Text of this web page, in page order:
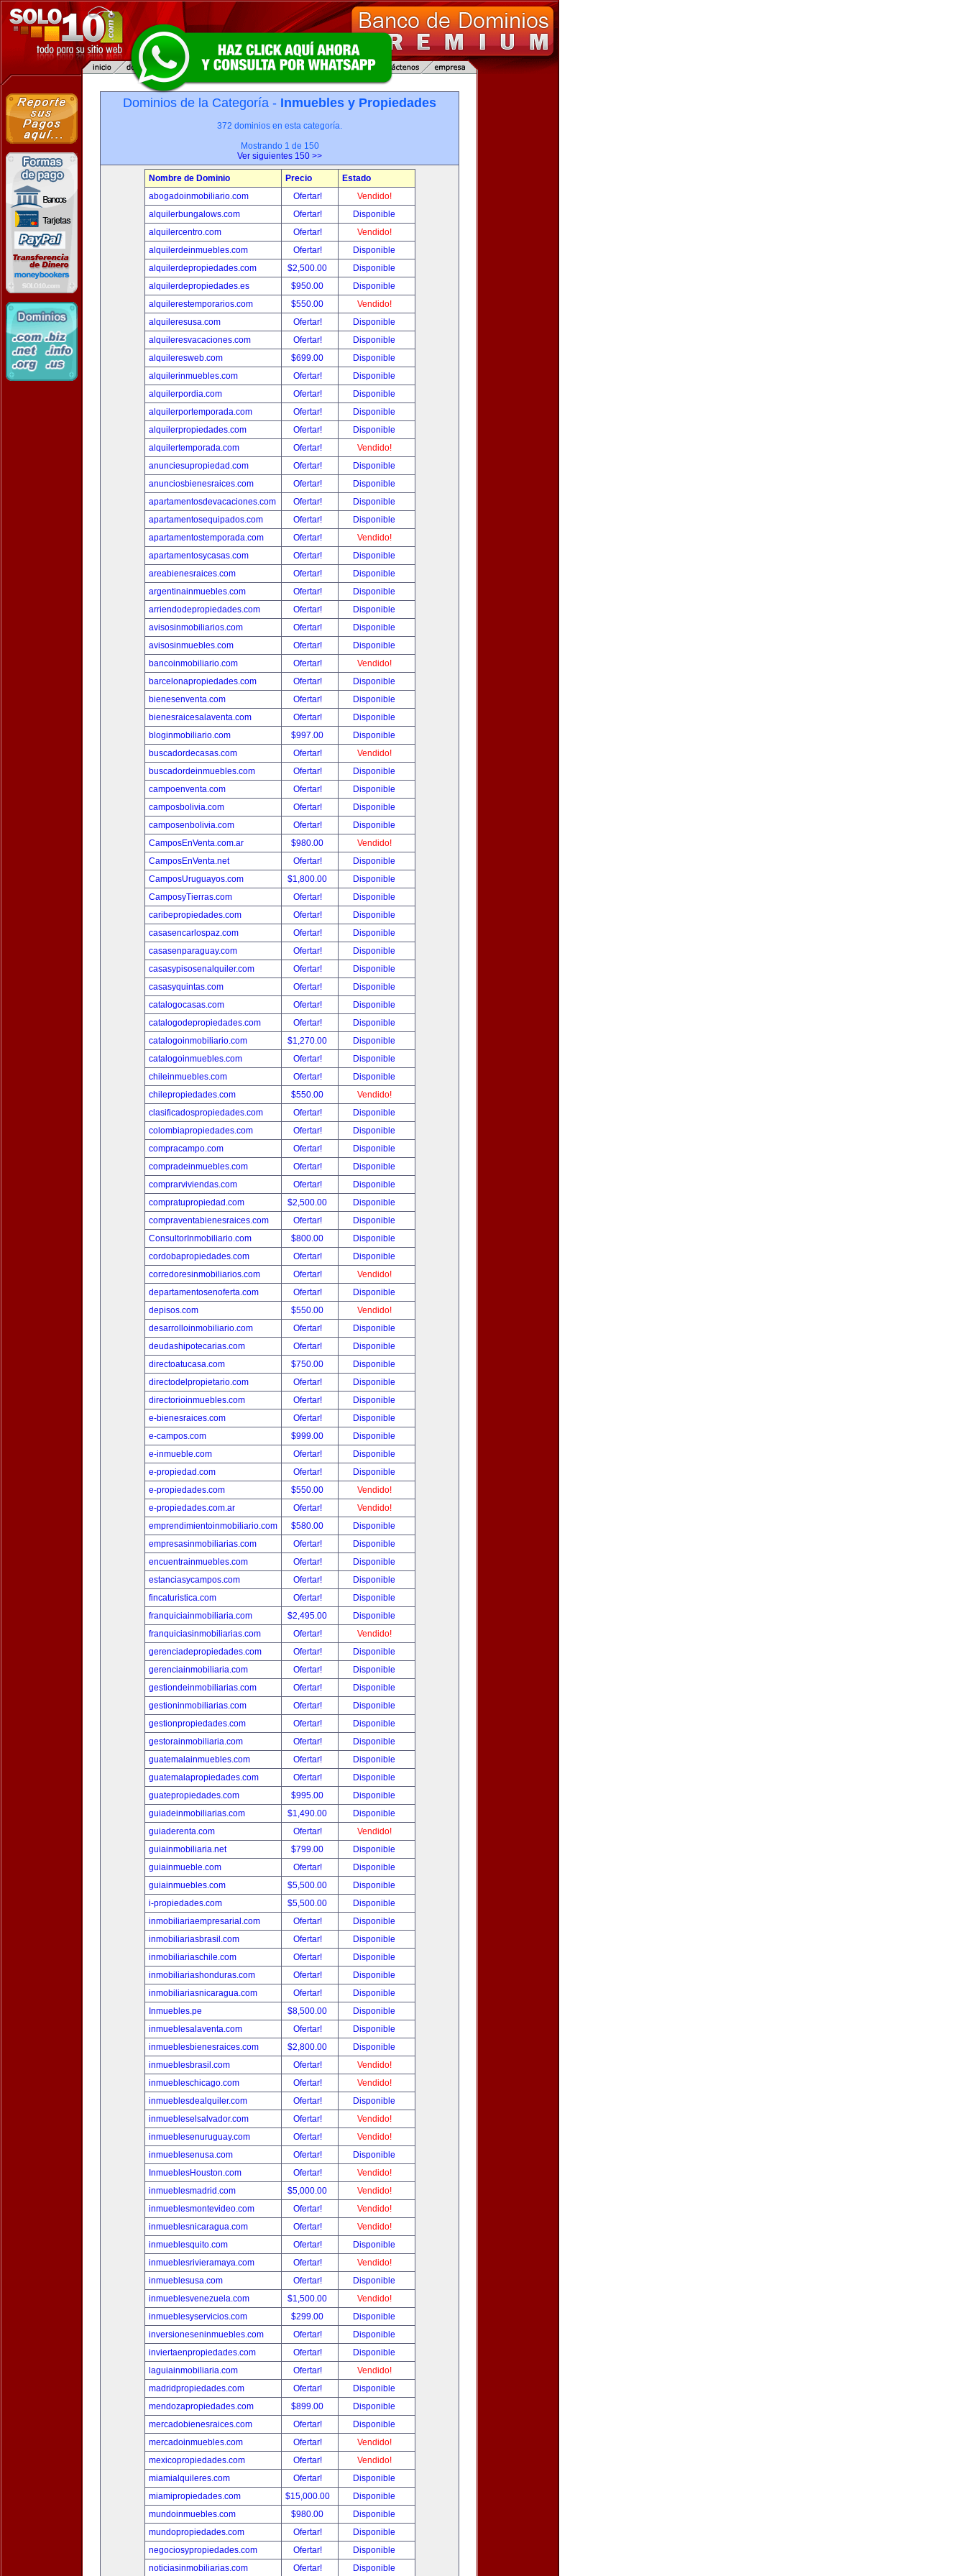
Dominios de la Categoría - Inmuebles y Propiedades
372 dominios en esta categoría.
Mostrando 1 de 150
Ver siguientes 150 >>
Nombre de Dominio Precio
Estado
abogadoinmobiliario.com
Ofertar!
Vendido!
alquilerbungalows.com
Ofertar!
Disponible
alquilercentro.com
Ofertar!
Vendido!
alquilerdeinmuebles.com
Ofertar!
Disponible
alquilerdepropiedades.com
$2,500.00
Disponible
alquilerdepropiedades.es
$950.00
Disponible
alquilerestemporarios.com
$550.00
Vendido!
alquileresusa.com
Ofertar!
Disponible
alquileresvacaciones.com
Ofertar!
Disponible
alquileresweb.com
$699.00
Disponible
alquilerinmuebles.com
Ofertar!
Disponible
alquilerpordia.com
Ofertar!
Disponible
alquilerportemporada.com
Ofertar!
Disponible
alquilerpropiedades.com
Ofertar!
Disponible
alquilertemporada.com
Ofertar!
Vendido!
anunciesupropiedad.com
Ofertar!
Disponible
anunciosbienesraices.com
Ofertar!
Disponible
apartamentosdevacaciones.com
Ofertar!
Disponible
apartamentosequipados.com
Ofertar!
Disponible
apartamentostemporada.com
Ofertar!
Vendido!
apartamentosycasas.com
Ofertar!
Disponible
areabienesraices.com
Ofertar!
Disponible
argentinainmuebles.com
Ofertar!
Disponible
arriendodepropiedades.com
Ofertar!
Disponible
avisosinmobiliarios.com
Ofertar!
Disponible
avisosinmuebles.com
Ofertar!
Disponible
bancoinmobiliario.com
Ofertar!
Vendido!
barcelonapropiedades.com
Ofertar!
Disponible
bienesenventa.com
Ofertar!
Disponible
bienesraicesalaventa.com
Ofertar!
Disponible
bloginmobiliario.com
$997.00
Disponible
buscadordecasas.com
Ofertar!
Vendido!
buscadordeinmuebles.com
Ofertar!
Disponible
campoenventa.com
Ofertar!
Disponible
camposbolivia.com
Ofertar!
Disponible
camposenbolivia.com
Ofertar!
Disponible
CamposEnVenta.com.ar
$980.00
Vendido!
CamposEnVenta.net
Ofertar!
Disponible
CamposUruguayos.com
$1,800.00
Disponible
CamposyTierras.com
Ofertar!
Disponible
caribepropiedades.com
Ofertar!
Disponible
casasencarlospaz.com
Ofertar!
Disponible
casasenparaguay.com
Ofertar!
Disponible
casasypisosenalquiler.com
Ofertar!
Disponible
casasyquintas.com
Ofertar!
Disponible
catalogocasas.com
Ofertar!
Disponible
catalogodepropiedades.com
Ofertar!
Disponible
catalogoinmobiliario.com
$1,270.00
Disponible
catalogoinmuebles.com
Ofertar!
Disponible
chileinmuebles.com
Ofertar!
Disponible
chilepropiedades.com
$550.00
Vendido!
clasificadospropiedades.com
Ofertar!
Disponible
colombiapropiedades.com
Ofertar!
Disponible
compracampo.com
Ofertar!
Disponible
compradeinmuebles.com
Ofertar!
Disponible
comprarviviendas.com
Ofertar!
Disponible
compratupropiedad.com
$2,500.00
Disponible
compraventabienesraices.com
Ofertar!
Disponible
ConsultorInmobiliario.com
$800.00
Disponible
cordobapropiedades.com
Ofertar!
Disponible
corredoresinmobiliarios.com
Ofertar!
Vendido!
departamentosenoferta.com
Ofertar!
Disponible
depisos.com
$550.00
Vendido!
desarrolloinmobiliario.com
Ofertar!
Disponible
deudashipotecarias.com
Ofertar!
Disponible
directoatucasa.com
$750.00
Disponible
directodelpropietario.com
Ofertar!
Disponible
directorioinmuebles.com
Ofertar!
Disponible
e-bienesraices.com
Ofertar!
Disponible
e-campos.com
$999.00
Disponible
e-inmueble.com
Ofertar!
Disponible
e-propiedad.com
Ofertar!
Disponible
e-propiedades.com
$550.00
Vendido!
e-propiedades.com.ar
Ofertar!
Vendido!
emprendimientoinmobiliario.com
$580.00
Disponible
empresasinmobiliarias.com
Ofertar!
Disponible
encuentrainmuebles.com
Ofertar!
Disponible
estanciasycampos.com
Ofertar!
Disponible
fincaturistica.com
Ofertar!
Disponible
franquiciainmobiliaria.com
$2,495.00
Disponible
franquiciasinmobiliarias.com
Ofertar!
Vendido!
gerenciadepropiedades.com
Ofertar!
Disponible
gerenciainmobiliaria.com
Ofertar!
Disponible
gestiondeinmobiliarias.com
Ofertar!
Disponible
gestioninmobiliarias.com
Ofertar!
Disponible
gestionpropiedades.com
Ofertar!
Disponible
gestorainmobiliaria.com
Ofertar!
Disponible
guatemalainmuebles.com
Ofertar!
Disponible
guatemalapropiedades.com
Ofertar!
Disponible
guatepropiedades.com
$995.00
Disponible
guiadeinmobiliarias.com
$1,490.00
Disponible
guiaderenta.com
Ofertar!
Vendido!
guiainmobiliaria.net
$799.00
Disponible
guiainmueble.com
Ofertar!
Disponible
guiainmuebles.com
$5,500.00
Disponible
i-propiedades.com
$5,500.00
Disponible
inmobiliariaempresarial.com
Ofertar!
Disponible
inmobiliariasbrasil.com
Ofertar!
Disponible
inmobiliariaschile.com
Ofertar!
Disponible
inmobiliariashonduras.com
Ofertar!
Disponible
inmobiliariasnicaragua.com
Ofertar!
Disponible
Inmuebles.pe
$8,500.00
Disponible
inmueblesalaventa.com
Ofertar!
Disponible
inmueblesbienesraices.com
$2,800.00
Disponible
inmueblesbrasil.com
Ofertar!
Vendido!
inmuebleschicago.com
Ofertar!
Vendido!
inmueblesdealquiler.com
Ofertar!
Disponible
inmuebleselsalvador.com
Ofertar!
Vendido!
inmueblesenuruguay.com
Ofertar!
Vendido!
inmueblesenusa.com
Ofertar!
Disponible
InmueblesHouston.com
Ofertar!
Vendido!
inmueblesmadrid.com
$5,000.00
Vendido!
inmueblesmontevideo.com
Ofertar!
Vendido!
inmueblesnicaragua.com
Ofertar!
Vendido!
inmueblesquito.com
Ofertar!
Disponible
inmueblesrivieramaya.com
Ofertar!
Vendido!
inmueblesusa.com
Ofertar!
Disponible
inmueblesvenezuela.com
$1,500.00
Vendido!
inmueblesyservicios.com
$299.00
Disponible
inversioneseninmuebles.com
Ofertar!
Disponible
inviertaenpropiedades.com
Ofertar!
Disponible
laguiainmobiliaria.com
Ofertar!
Vendido!
madridpropiedades.com
Ofertar!
Disponible
mendozapropiedades.com
$899.00
Disponible
mercadobienesraices.com
Ofertar!
Disponible
mercadoinmuebles.com
Ofertar!
Vendido!
mexicopropiedades.com
Ofertar!
Vendido!
miamialquileres.com
Ofertar!
Disponible
miamipropiedades.com
$15,000.00
Disponible
mundoinmuebles.com
$980.00
Disponible
mundopropiedades.com
Ofertar!
Disponible
negociosypropiedades.com
Ofertar!
Disponible
noticiasinmobiliarias.com
Ofertar! Disponible